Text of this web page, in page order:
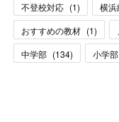
不登校対応 (1) 横浜
おすすめの教材 (1)
中学部 (134) 小学部